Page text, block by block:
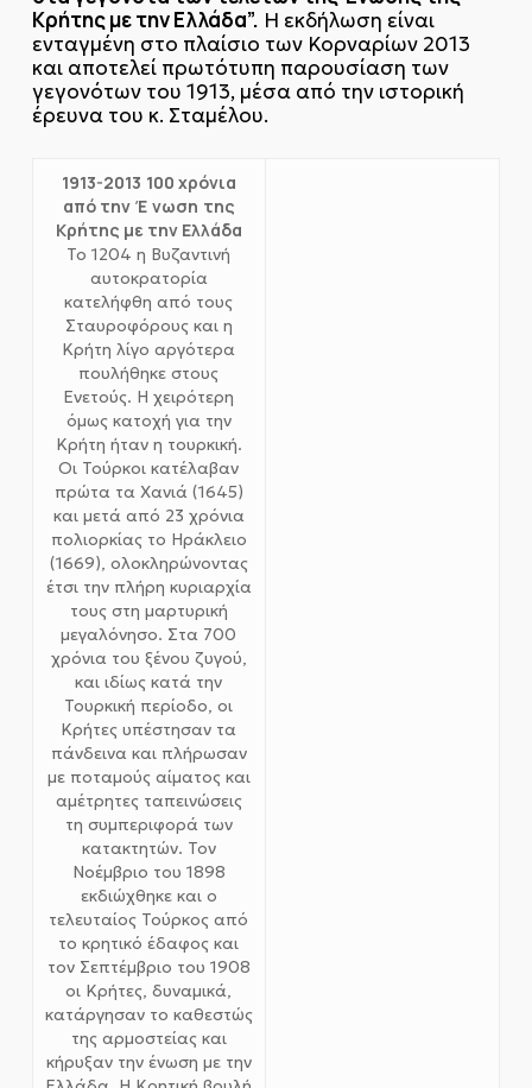
Κρήτης με την Ελλάδα”. Η εκδήλωση είναι
ενταγμένη στο πλαίσιο των Κορναρίων 2013
και αποτελεί πρωτότυπη παρουσίαση των
γεγονότων του 1913, μέσα από την ιστορική
έρευνα του κ. Σταμέλου.
1913-2013 100 χρόνια
από την Έ νωση της
Κρήτης με την Ελλάδα
Το 1204 η Βυζαντινή
αυτοκρατορία
κατελήφθη από τους
Σταυροφόρους και η
Κρήτη λίγο αργότερα
πουλήθηκε στους
Ενετούς. Η χειρότερη
όμως κατοχή για την
Κρήτη ήταν η τουρκική.
Οι Τούρκοι κατέλαβαν
πρώτα τα Χανιά (1645)
και μετά από 23 χρόνια
πολιορκίας το Ηράκλειο
(1669), ολοκληρώνοντας
έτσι την πλήρη κυριαρχία
τους στη μαρτυρική
μεγαλόνησο. Στα 700
χρόνια του ξένου ζυγού,
και ιδίως κατά την
Τουρκική περίοδο, οι
Κρήτες υπέστησαν τα
πάνδεινα και πλήρωσαν
με ποταμούς αίματος και
αμέτρητες ταπεινώσεις
τη συμπεριφορά των
κατακτητών. Τον
Νοέμβριο του 1898
εκδιώχθηκε και ο
τελευταίος Τούρκος από
το κρητικό έδαφος και
τον Σεπτέμβριο του 1908
οι Κρήτες, δυναμικά,
κατάργησαν το καθεστώς
της αρμοστείας και
κήρυξαν την ένωση με την